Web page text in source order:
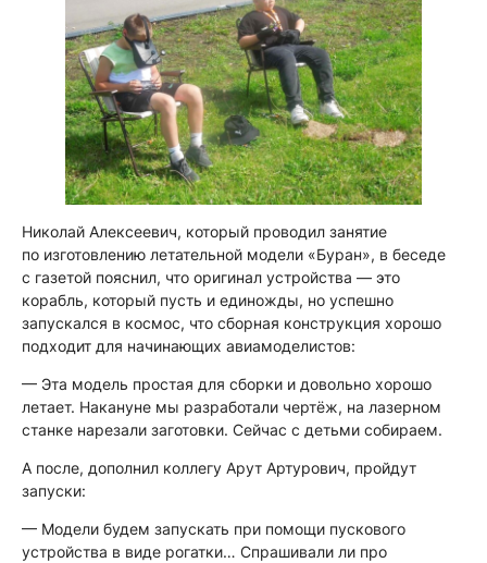
Николай Алексеевич, который проводил занятие
по изготовлению летательной модели «Буран», в беседе
с газетой пояснил, что оригинал устройства — это
корабль, который пусть и единожды, но успешно
запускался в космос, что сборная конструкция хорошо
подходит для начинающих авиамоделистов:
— Эта модель простая для сборки и довольно хорошо
летает. Накануне мы разработали чертёж, на лазерном
станке нарезали заготовки. Сейчас с детьми собираем.
А после, дополнил коллегу Арут Артурович, пройдут
запуски:
— Модели будем запускать при помощи пускового
устройства в виде рогатки… Спрашивали ли про